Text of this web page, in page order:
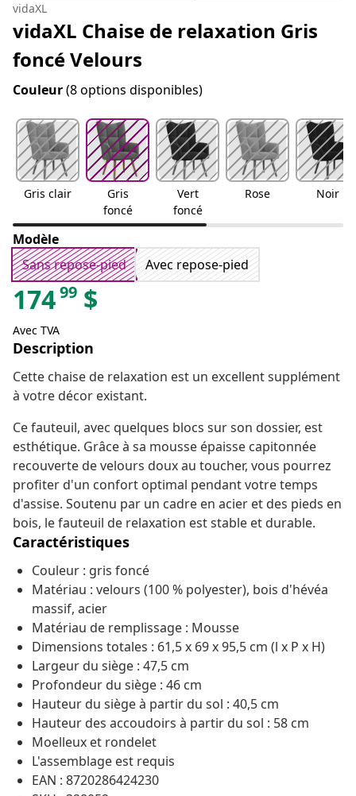
vidaXL
vidaXL Chaise de relaxation Gris
foncé Velours
Couleur(8 options disponibles)
Gris clair
Gris
foncé
Vert
foncé
Rose Noir
Modèle
Sans repose-pied
Avec repose-pied
17499 $
Avec TVA
Description
Cette chaise de relaxation est un excellent supplément
à votre décor existant.
Ce fauteuil, avec quelques blocs sur son dossier, est
esthétique. Grâce à sa mousse épaisse capitonnée
recouverte de velours doux au toucher, vous pourrez
profiter d'un confort optimal pendant votre temps
d'assise. Soutenu par un cadre en acier et des pieds en
bois, le fauteuil de relaxation est stable et durable.
Caractéristiques
Couleur : gris foncé
Matériau : velours (100 % polyester), bois d'hévéa
massif, acier
Matériau de remplissage : Mousse
Dimensions totales : 61,5 x 69 x 95,5 cm (l x P x H)
Largeur du siège : 47,5 cm
Profondeur du siège : 46 cm
Hauteur du siège à partir du sol : 40,5 cm
Hauteur des accoudoirs à partir du sol : 58 cm
Moelleux et rondelet
L'assemblage est requis
EAN : 8720286424230